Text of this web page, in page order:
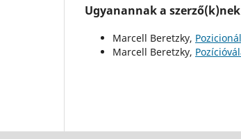
Ugyanannak a
Marcell Beretzky,
Marcell Beretzky,